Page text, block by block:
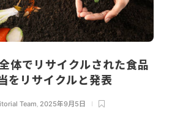
体でリサイクルされた食品
をリサイクルと発表
Team, 2025年9月5日